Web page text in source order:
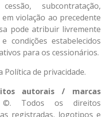
subcontratação,
violação ao precedente
pode atribuir livremente
condições estabelecidos
para os cessionários.
Política de privacidade.
autorais / marcas
©. Todos os direitos
registradas, logotipos e